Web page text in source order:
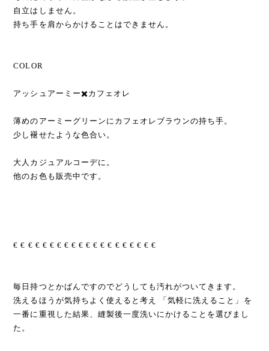
自立はしません。
持ち手を肩からかけることはできません。
COLOR
アッシュアーミー✖️カフェオレ
薄めのアーミーグリーンにカフェオレブラウンの持ち手。
少し褪せたような色合い。
大人カジュアルコーデに。
他のお色も販売中です。
€ € € € € € € € € € € € € € € € € € € €
毎日持つとかばんですのでどうしても汚れがついてきます。
洗えるほうが気持ちよく使えると考え 「気軽に洗えること」を
一番に重視した結果、縫製後一度洗いにかけることを選びまし
た。